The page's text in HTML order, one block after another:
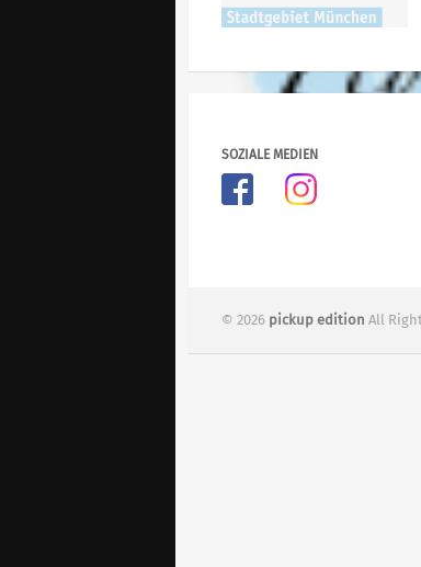
SOZIALE MEDIEN
© 2026 pickup edition All